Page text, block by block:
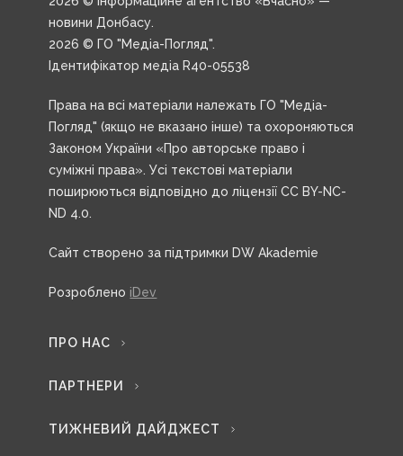
новини Донбасу.
2026 © ГО "Медіа-Погляд".
Ідентифікатор медіа R40-05538
Права на всі матеріали належать ГО "Медіа-
Погляд" (якщо не вказано інше) та охороняються
Законом України «Про авторське право і
суміжні права». Усі текстові матеріали
поширюються відповідно до ліцензії CC BY-NC-
ND 4.0.
Сайт створено за підтримки DW Akademie
Розроблено iDev
ПРО НАС
ПАРТНЕРИ
ТИЖНЕВИЙ ДАЙДЖЕСТ